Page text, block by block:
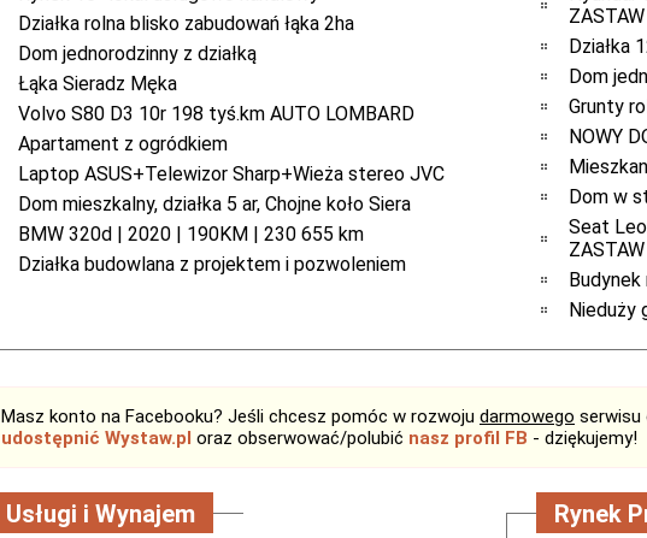
Działka rolna blisko zabudowań łąka 2ha
Dom jednorodzinny z działką
Łąka Sieradz Męka
Volvo S80 D3 10r 198 tyś.km AUTO LOMBARD
Apartament z ogródkiem
Laptop ASUS+Telewizor Sharp+Wieża stereo JVC
Dom mieszkalny, działka 5 ar, Chojne koło Siera
BMW 320d | 2020 | 190KM | 230 655 km
Działka budowlana z projektem i pozwoleniem
ZASTAW
Działka
Dom
Grunty
NOWY
Dom w
Seat
Nieduży
Masz konto na Facebooku? Jeśli chcesz pomóc w rozwoju darmowego serwisu
udostępnić Wystaw.pl oraz obserwować/polubić nasz profil FB - dziękujemy!
Usługi i Wynajem Rynek